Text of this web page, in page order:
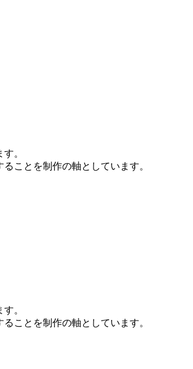
。
ことを制作の軸としています。
。
ことを制作の軸としています。